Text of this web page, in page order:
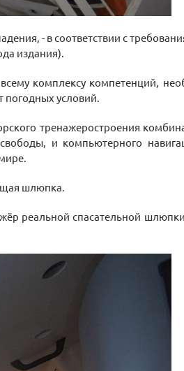
- в соответствии с
издания).
комплексу компетенций,
погодных условий.
тренажеростроения
и компьютерного
шлюпка.
реальной спасательной